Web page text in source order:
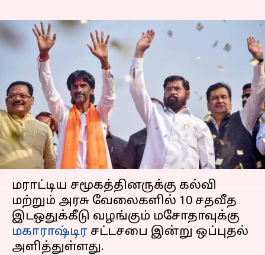
10% இடஒதுக்கீட்டிற்கான
மராத்தா இடஒதுக்கீடு
மசோதாவுக்கு
மகாராஷ்டிரா சட்டசபை
ஒப்புதல்
எழுதியவர் Sindhuja SM Feb 20, 2024 05:10 pm
செய்தி முன்னோட்டம்
மராட்டிய சமூகத்தினருக்கு கல்வி
மற்றும் அரசு வேலைகளில் 10 சதவீத
இடஒதுக்கீடு வழங்கும் மசோதாவுக்கு
மகாராஷ்டிர சட்டசபை இன்று ஒப்புதல்
அளித்துள்ளது.